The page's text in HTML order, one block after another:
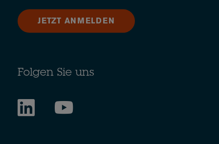
JETZT ANMELDEN
Folgen Sie uns